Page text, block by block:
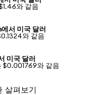
와 같음
서 미국 달러
와 같음
미국 달러
$0.001769와 같음
살펴보기